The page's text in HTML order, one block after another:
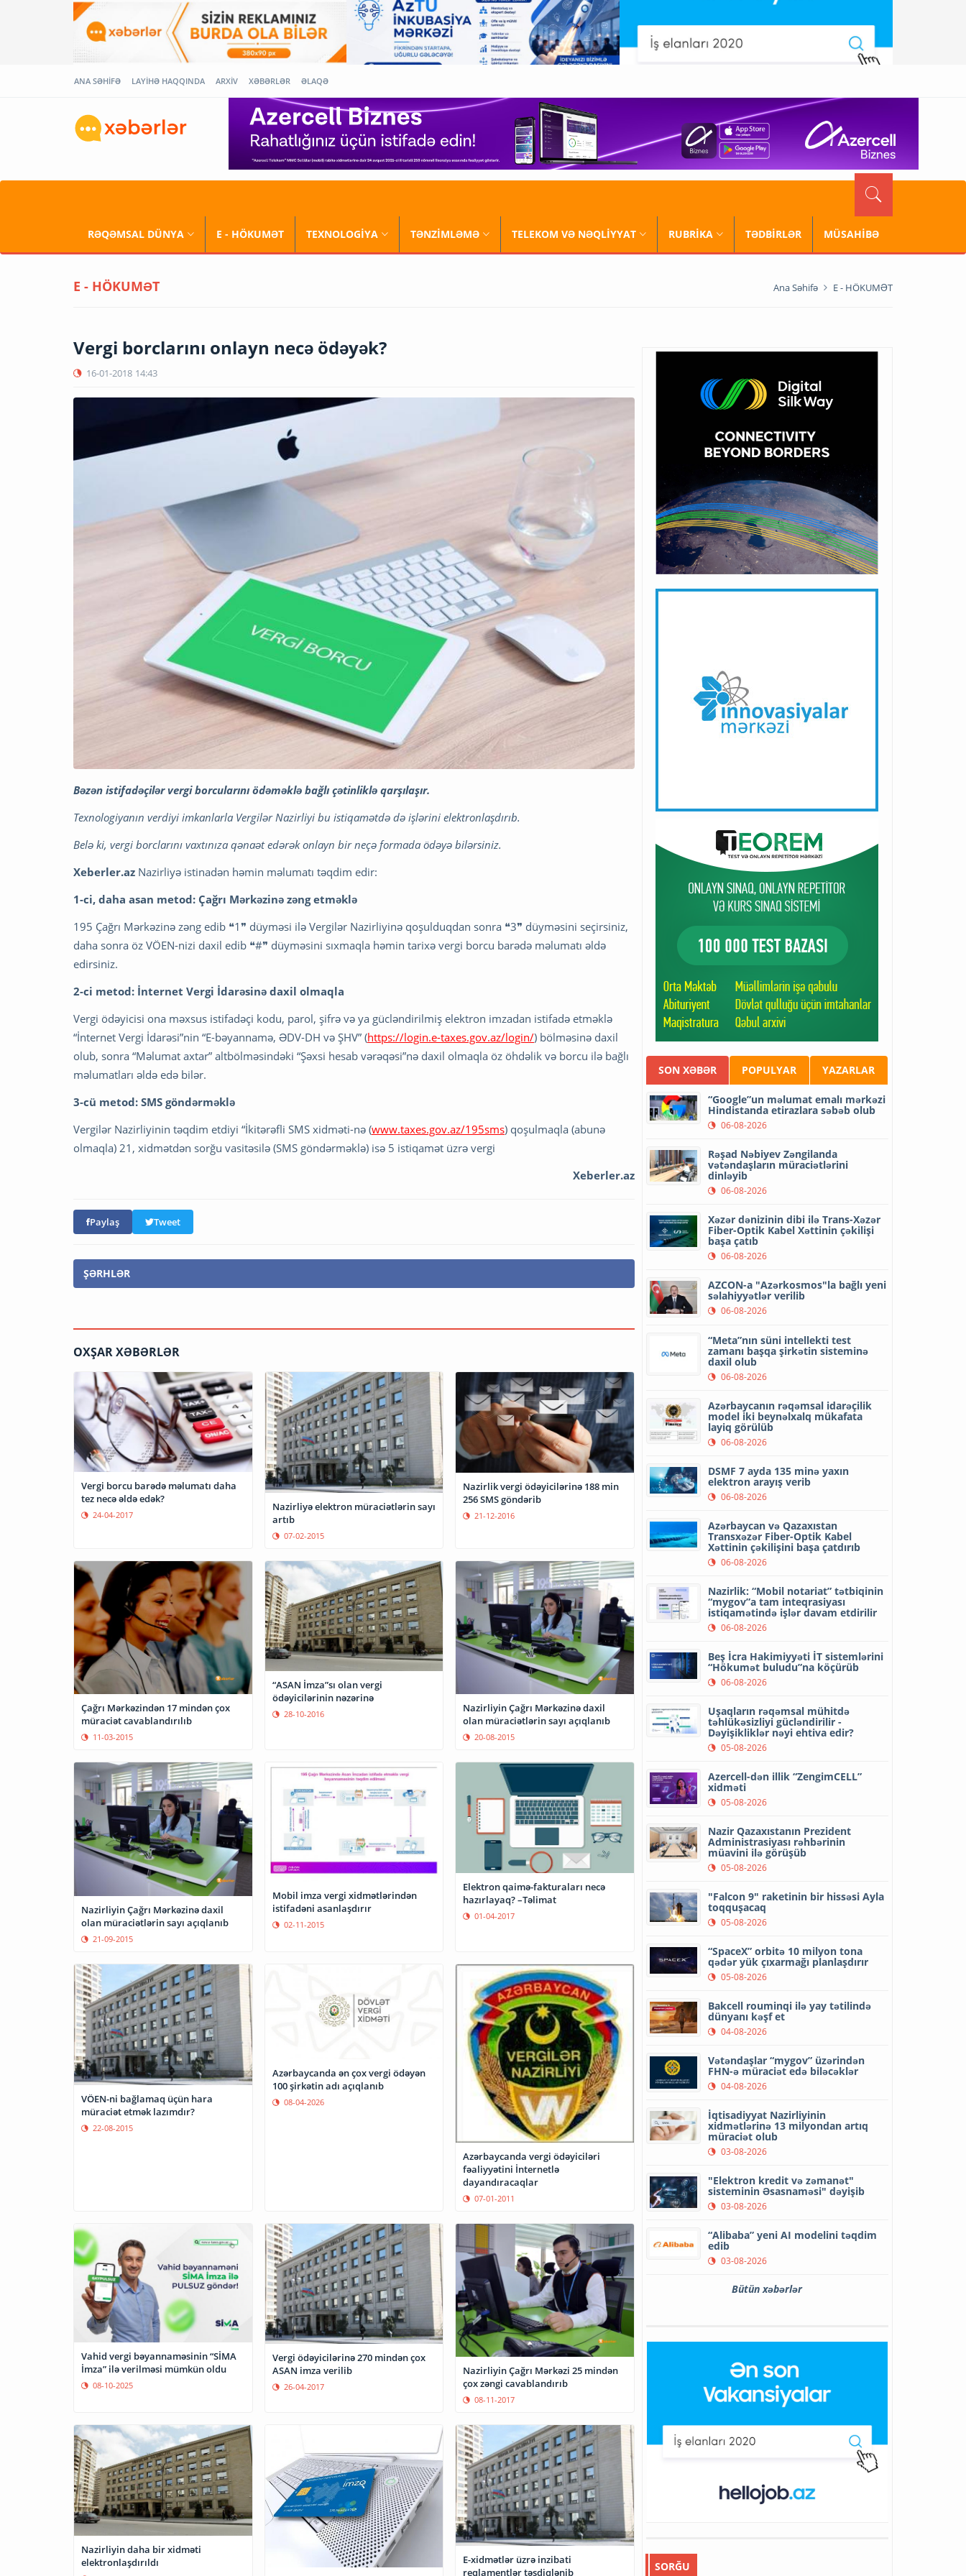
ANA SƏHİFƏ LAYİHƏ HAQQINDA ARXİV XƏBƏRLƏR ƏLAQƏ
RƏQƏMSAL DÜNYA E - HÖKUMƏT TEXNOLOGİYA TƏNZİMLƏMƏ TELEKOM VƏ NƏQLİYYAT RUBRİKA TƏDBİRLƏR MÜSAHİBƏ
E - HÖKUMƏT Ana Səhifə E - HÖKUMƏT
Vergi borclarını onlayn necə ödəyək?
16-01-2018 14:43
Bəzən istifadəçilər vergi borcularını ödəməklə bağlı çətinliklə qarşılaşır.
Texnologiyanın verdiyi imkanlarla Vergilər Nazirliyi bu istiqamətdə də işlərini elektronlaşdırıb.
Belə ki, vergi borclarını vaxtınıza qənaət edərək onlayn bir neçə formada ödəyə bilərsiniz.
Xeberler.az Nazirliyə istinadən həmin məlumatı təqdim edir:
1-ci, daha asan metod: Çağrı Mərkəzinə zəng etməklə
195 Çağrı Mərkəzinə zəng edib ❝1❞ düyməsi ilə Vergilər Nazirliyinə qoşulduqdan sonra ❝3❞ düyməsini seçirsiniz,
daha sonra öz VÖEN-nizi daxil edib ❝#❞ düyməsini sıxmaqla həmin tarixə vergi borcu barədə məlumatı əldə
edirsiniz.
2-ci metod: İnternet Vergi İdarəsinə daxil olmaqla
Vergi ödəyicisi ona məxsus istifadəçi kodu, parol, şifrə və ya gücləndirilmiş elektron imzadan istifadə etməklə
“İnternet Vergi İdarəsi”nin “E-bəyannamə, ƏDV-DH və ŞHV” (https://login.e-taxes.gov.az/login/) bölməsinə daxil
olub, sonra “Məlumat axtar” altbölməsindəki “Şəxsi hesab vərəqəsi”nə daxil olmaqla öz öhdəlik və borcu ilə bağlı
məlumatları əldə edə bilər.
3-cü metod: SMS göndərməklə
Vergilər Nazirliyinin təqdim etdiyi “İkitərəfli SMS xidməti-nə (www.taxes.gov.az/195sms) qoşulmaqla (abunə
olmaqla) 21, xidmətdən sorğu vasitəsilə (SMS göndərməklə) isə 5 istiqamət üzrə vergi
Xeberler.az
Paylaş Tweet
ŞƏRHLƏR
OXŞAR XƏBƏRLƏR
Vergi borcu barədə məlumatı daha
tez necə əldə edək?
24-04-2017
Nazirliyə elektron müraciətlərin sayı
artıb
07-02-2015
Nazirlik vergi ödəyicilərinə 188 min
256 SMS göndərib
21-12-2016
Çağrı Mərkəzindən 17 mindən çox
müraciət cavablandırılıb
11-03-2015
“ASAN İmza”sı olan vergi
ödəyicilərinin nəzərinə
28-10-2016
Nazirliyin Çağrı Mərkəzinə daxil
olan müraciətlərin sayı açıqlanıb
20-08-2015
Nazirliyin Çağrı Mərkəzinə daxil
olan müraciətlərin sayı açıqlanıb
21-09-2015
Mobil imza vergi xidmətlərindən
istifadəni asanlaşdırır
02-11-2015
Elektron qaimə-fakturaları necə
hazırlayaq? –Təlimat
01-04-2017
VÖEN-ni bağlamaq üçün hara
müraciət etmək lazımdır?
22-08-2015
Azərbaycanda ən çox vergi ödəyən
100 şirkətin adı açıqlanıb
08-04-2026
Azərbaycanda vergi ödəyiciləri
fəaliyyətini İnternetlə
dayandıracaqlar
07-01-2011
Vahid vergi bəyannaməsinin “SİMA
İmza” ilə verilməsi mümkün oldu
08-10-2025
Vergi ödəyicilərinə 270 mindən çox
ASAN imza verilib
26-04-2017
Nazirliyin Çağrı Mərkəzi 25 mindən
çox zəngi cavablandırıb
08-11-2017
Nazirliyin daha bir xidməti
elektronlaşdırıldı
E-xidmətlər üzrə inzibati
reqlamentlər təsdiqlənib
SON XƏBƏR POPULYAR YAZARLAR
“Google”un məlumat emalı mərkəzi
Hindistanda etirazlara səbəb olub
06-08-2026
Rəşad Nəbiyev Zəngilanda
vətəndaşların müraciətlərini
dinləyib
06-08-2026
Xəzər dənizinin dibi ilə Trans-Xəzər
Fiber-Optik Kabel Xəttinin çəkilişi
başa çatıb
06-08-2026
AZCON-a "Azərkosmos"la bağlı yeni
səlahiyyətlər verilib
06-08-2026
“Meta”nın süni intellekti test
zamanı başqa şirkətin sisteminə
daxil olub
06-08-2026
Azərbaycanın rəqəmsal idarəçilik
model iki beynəlxalq mükafata
layiq görülüb
06-08-2026
DSMF 7 ayda 135 minə yaxın
elektron arayış verib
06-08-2026
Azərbaycan və Qazaxıstan
Transxəzər Fiber-Optik Kabel
Xəttinin çəkilişini başa çatdırıb
06-08-2026
Nazirlik: “Mobil notariat” tətbiqinin
“mygov”a tam inteqrasiyası
istiqamətində işlər davam etdirilir
06-08-2026
Beş İcra Hakimiyyəti İT sistemlərini
“Hökumət buludu”na köçürüb
06-08-2026
Uşaqların rəqəmsal mühitdə
təhlükəsizliyi gücləndirilir -
Dəyişikliklər nəyi ehtiva edir?
05-08-2026
Azercell-dən illik “ZengimCELL”
xidməti
05-08-2026
Nazir Qazaxıstanın Prezident
Administrasiyası rəhbərinin
müavini ilə görüşüb
05-08-2026
"Falcon 9" raketinin bir hissəsi Ayla
toqquşacaq
05-08-2026
“SpaceX” orbitə 10 milyon tona
qədər yük çıxarmağı planlaşdırır
05-08-2026
Bakcell rouminqi ilə yay tətilində
dünyanı kəşf et
04-08-2026
Vətəndaşlar “mygov” üzərindən
FHN-ə müraciət edə biləcəklər
04-08-2026
İqtisadiyyat Nazirliyinin
xidmətlərinə 13 milyondan artıq
müraciət olub
03-08-2026
"Elektron kredit və zəmanət"
sisteminin Əsasnaməsi" dəyişib
03-08-2026
“Alibaba” yeni AI modelini təqdim
edib
03-08-2026
Bütün xəbərlər
SORĞU